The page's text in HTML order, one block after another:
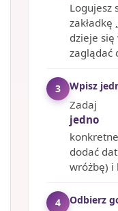
Logujesz
zakładkę
dzieje
zaglądać
3 Wpisz
Zadaj
jedno
dodać
wróżbę) i
4 Odbierz